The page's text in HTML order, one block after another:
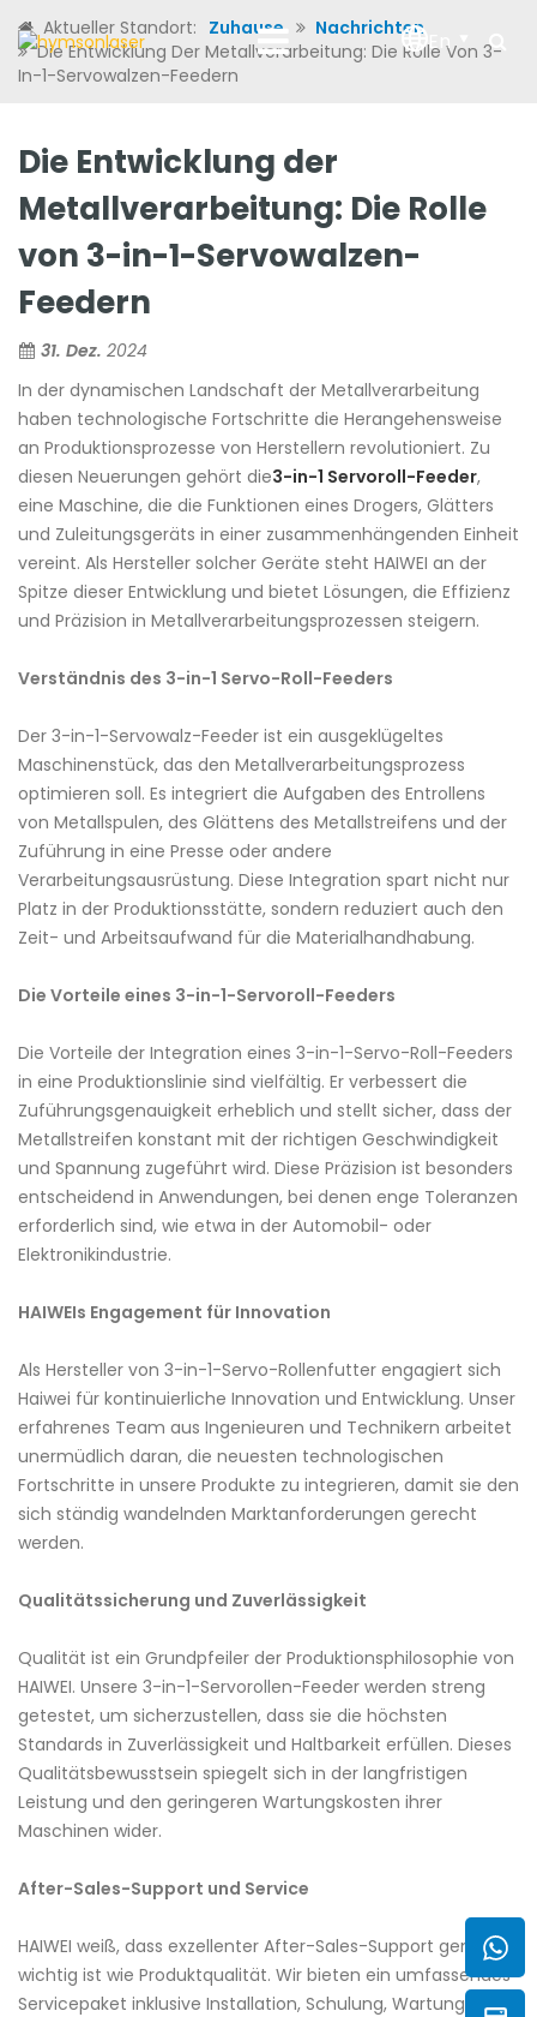
En
Aktueller Standort: Zuhause
Nachrichten
Die Entwicklung Der Metallverarbeitung: Die Rolle Von 3-
In-1-Servowalzen-Feedern
Die Entwicklung der
Metallverarbeitung: Die Rolle
von 3-in-1-Servowalzen-
Feedern
31. Dez. 2024
In der dynamischen Landschaft der Metallverarbeitung
haben technologische Fortschritte die Herangehensweise
an Produktionsprozesse von Herstellern revolutioniert. Zu
diesen Neuerungen gehört die3-in-1 Servoroll-Feeder,
eine Maschine, die die Funktionen eines Drogers, Glätters
und Zuleitungsgeräts in einer zusammenhängenden Einheit
vereint. Als Hersteller solcher Geräte steht HAIWEI an der
Spitze dieser Entwicklung und bietet Lösungen, die Effizienz
und Präzision in Metallverarbeitungsprozessen steigern.
Verständnis des 3-in-1 Servo-Roll-Feeders
Der 3-in-1-Servowalz-Feeder ist ein ausgeklügeltes
Maschinenstück, das den Metallverarbeitungsprozess
optimieren soll. Es integriert die Aufgaben des Entrollens
von Metallspulen, des Glättens des Metallstreifens und der
Zuführung in eine Presse oder andere
Verarbeitungsausrüstung. Diese Integration spart nicht nur
Platz in der Produktionsstätte, sondern reduziert auch den
Zeit- und Arbeitsaufwand für die Materialhandhabung.
Die Vorteile eines 3-in-1-Servoroll-Feeders
Die Vorteile der Integration eines 3-in-1-Servo-Roll-Feeders
in eine Produktionslinie sind vielfältig. Er verbessert die
Zuführungsgenauigkeit erheblich und stellt sicher, dass der
Metallstreifen konstant mit der richtigen Geschwindigkeit
und Spannung zugeführt wird. Diese Präzision ist besonders
entscheidend in Anwendungen, bei denen enge Toleranzen
erforderlich sind, wie etwa in der Automobil- oder
Elektronikindustrie.
HAIWEIs Engagement für Innovation
Als Hersteller von 3-in-1-Servo-Rollenfutter engagiert sich
Haiwei für kontinuierliche Innovation und Entwicklung. Unser
erfahrenes Team aus Ingenieuren und Technikern arbeitet
unermüdlich daran, die neuesten technologischen
Fortschritte in unsere Produkte zu integrieren, damit sie den
sich ständig wandelnden Marktanforderungen gerecht
werden.
Qualitätssicherung und Zuverlässigkeit
Qualität ist ein Grundpfeiler der Produktionsphilosophie von
HAIWEI. Unsere 3-in-1-Servorollen-Feeder werden streng
getestet, um sicherzustellen, dass sie die höchsten
Standards in Zuverlässigkeit und Haltbarkeit erfüllen. Dieses
Qualitätsbewusstsein spiegelt sich in der langfristigen
Leistung und den geringeren Wartungskosten ihrer
Maschinen wider.
After-Sales-Support und Service
HAIWEI weiß, dass exzellenter After-Sales-Support genauso
wichtig ist wie Produktqualität. Wir bieten ein umfassendes
Servicepaket inklusive Installation, Schulung, Wartung und